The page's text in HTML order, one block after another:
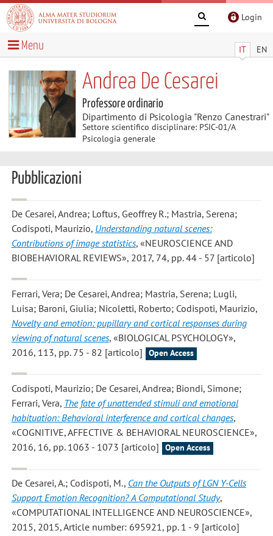
Login
IT EN
Menu
Andrea De Cesarei
Professore ordinario
Dipartimento di Psicologia "Renzo Canestrari"
Settore scientifico disciplinare: PSIC-01/A
Psicologia generale
Pubblicazioni
De Cesarei, Andrea; Loftus, Geoffrey R.; Mastria, Serena;
Codispoti, Maurizio, Understanding natural scenes:
Contributions of image statistics, «NEUROSCIENCE AND
BIOBEHAVIORAL REVIEWS», 2017, 74, pp. 44 - 57 [articolo]
Ferrari, Vera; De Cesarei, Andrea; Mastria, Serena; Lugli,
Luisa; Baroni, Giulia; Nicoletti, Roberto; Codispoti, Maurizio,
Novelty and emotion: pupillary and cortical responses during
viewing of natural scenes, «BIOLOGICAL PSYCHOLOGY»,
2016, 113, pp. 75 - 82 [articolo]
Open Access
Codispoti, Maurizio; De Cesarei, Andrea; Biondi, Simone;
Ferrari, Vera, The fate of unattended stimuli and emotional
habituation: Behavioral interference and cortical changes,
«COGNITIVE, AFFECTIVE & BEHAVIORAL NEUROSCIENCE»,
2016, 16, pp. 1063 - 1073 [articolo]
Open Access
De Cesarei, A.; Codispoti, M., Can the Outputs of LGN Y-Cells
Support Emotion Recognition? A Computational Study,
«COMPUTATIONAL INTELLIGENCE AND NEUROSCIENCE»,
2015, 2015, Article number: 695921, pp. 1 - 9 [articolo]